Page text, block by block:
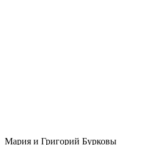
Мария и Григорий Бурковы